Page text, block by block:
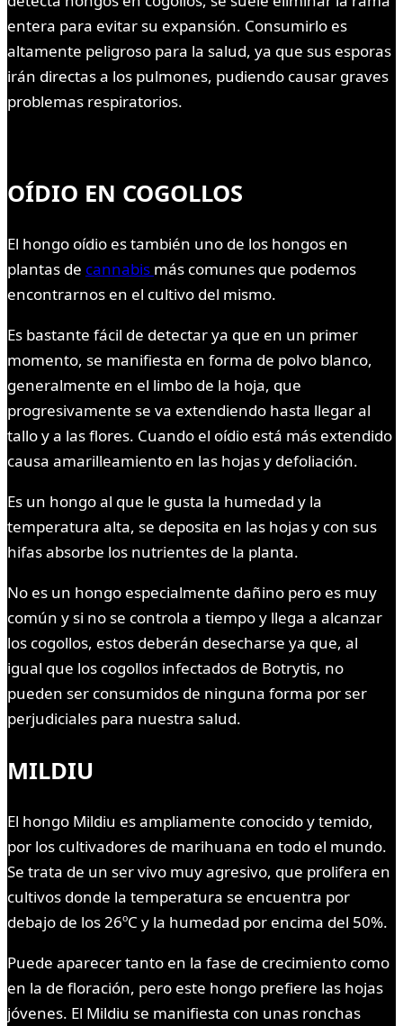
entera para evitar su expansión. Consumirlo es
altamente peligroso para la salud, ya que sus esporas
irán directas a los pulmones, pudiendo causar graves
problemas respiratorios.
OÍDIO EN COGOLLOS
El hongo oídio es también uno de los hongos en
plantas de cannabis más comunes que podemos
encontrarnos en el cultivo del mismo.
Es bastante fácil de detectar ya que en un primer
momento, se manifiesta en forma de polvo blanco,
generalmente en el limbo de la hoja, que
progresivamente se va extendiendo hasta llegar al
tallo y a las flores. Cuando el oídio está más extendido
causa amarilleamiento en las hojas y defoliación.
Es un hongo al que le gusta la humedad y la
temperatura alta, se deposita en las hojas y con sus
hifas absorbe los nutrientes de la planta.
No es un hongo especialmente dañino pero es muy
común y si no se controla a tiempo y llega a alcanzar
los cogollos, estos deberán desecharse ya que, al
igual que los cogollos infectados de Botrytis, no
pueden ser consumidos de ninguna forma por ser
perjudiciales para nuestra salud.
MILDIU
El hongo Mildiu es ampliamente conocido y temido,
por los cultivadores de marihuana en todo el mundo.
Se trata de un ser vivo muy agresivo, que prolifera en
cultivos donde la temperatura se encuentra por
debajo de los 26ºC y la humedad por encima del 50%.
Puede aparecer tanto en la fase de crecimiento como
en la de floración, pero este hongo prefiere las hojas
jóvenes. El Mildiu se manifiesta con unas ronchas